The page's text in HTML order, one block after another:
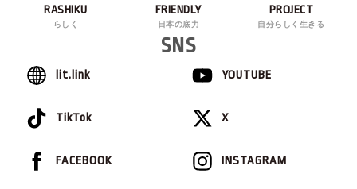
RASHIKU
らしく
FRIENDLY
日本の底力
PROJECT
自分らしく生きる
SNS
lit.link YOUTUBE
TikTok X
INSTAGRAM
FACEBOOK